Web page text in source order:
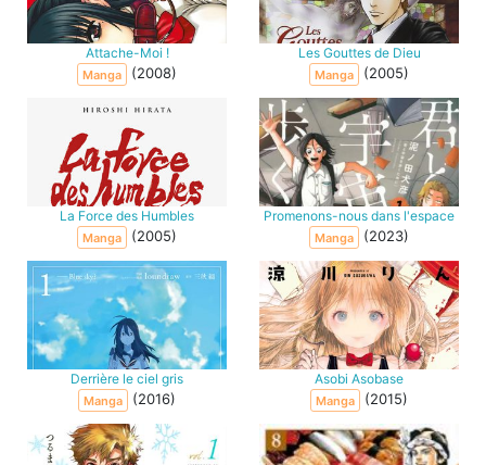
Attache-Moi !
Manga (2008)
Les Gouttes de Dieu
Manga (2005)
La Force des Humbles
Manga (2005)
Promenons-nous dans l'espace
Manga (2023)
Derrière le ciel gris
Manga (2016)
Asobi Asobase
Manga (2015)